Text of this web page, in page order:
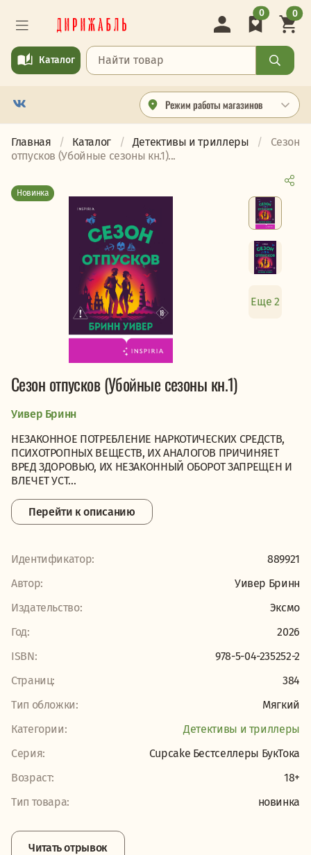
Режим работы магазинов
Каталог
0 0
Главная Каталог Детективы и триллеры
Сезон
отпусков (Убойные сезоны кн.1)...
Новинка
Еще 2
Сезон отпусков (Убойные сезоны кн.1)
Уивер Бринн
НЕЗАКОННОЕ ПОТРЕБЛЕНИЕ НАРКОТИЧЕСКИХ СРЕДСТВ,
ПСИХОТРОПНЫХ ВЕЩЕСТВ, ИХ АНАЛОГОВ ПРИЧИНЯЕТ
ВРЕД ЗДОРОВЬЮ, ИХ НЕЗАКОННЫЙ ОБОРОТ ЗАПРЕЩЕН И
ВЛЕЧЕТ УСТ...
Перейти к описанию
Идентификатор:
889921
Автор:
Уивер Бринн
Издательство:
Эксмо
Год:
2026
ISBN:
978-5-04-235252-2
Страниц:
384
Тип обложки:
Мягкий
Категории:
Детективы и триллеры
Серия:
Cupcake Бестселлеры БукТока
Возраст:
18+
Тип товара:
новинка
Читать отрывок